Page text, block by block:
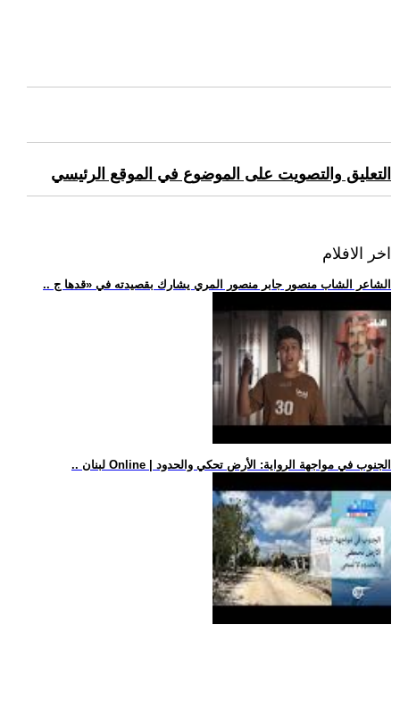
التعليق والتصويت على الموضوع في الموقع الرئيسي
اخر الافلام
.. الشاعر الشاب منصور جابر منصور المري يشارك بقصيدته في «قدها ج
.. لبنان Online | الجنوب في مواجهة الرواية: الأرض تحكي والحدود